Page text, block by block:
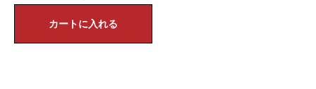
カートに入れる